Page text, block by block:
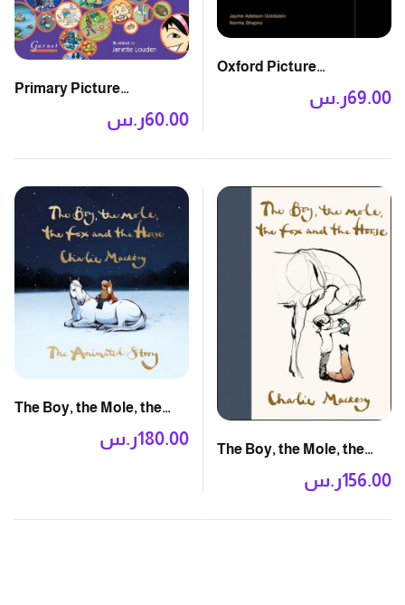
Oxford Picture
Dictionary, 3rd Edition
ر.س69.00
Primary Picture
ر.س60.00
The Boy, the Mole, the
ر.س156.00
The Boy, the Mole, the
Fox and the Horse: The
Animated Story
ر.س180.00